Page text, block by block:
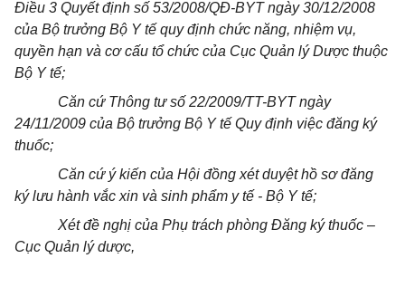
Điều 3 Quyết định số 53/2008/QĐ-BYT ngày 30/12/2008
của Bộ trưởng Bộ Y tế quy định chức năng, nhiệm vụ,
quyền hạn và cơ cấu tổ chức của Cục Quản lý Dược thuộc
Bộ Y tế;
Căn cứ Thông tư số 22/2009/TT-BYT ngày
24/11/2009 của Bộ trưởng Bộ Y tế Quy định việc đăng ký
thuốc;
Căn cứ ý kiến của Hội đồng xét duyệt hồ sơ đăng
ký lưu hành vắc xin và sinh phẩm y tế - Bộ Y tế;
Xét đề nghị của Phụ trách phòng Đăng ký thuốc –
Cục Quản lý dược,